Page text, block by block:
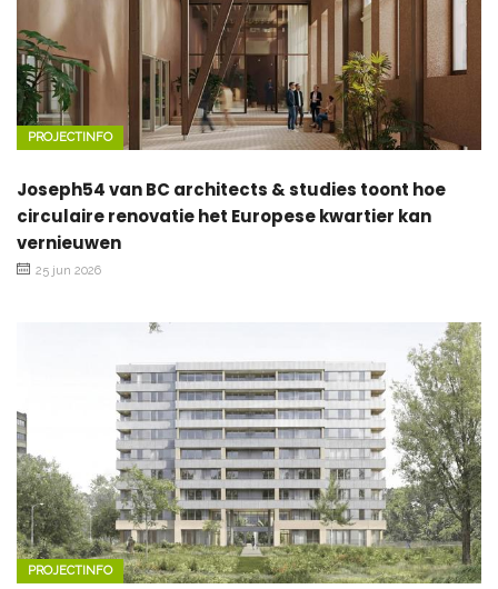
PROJECTINFO
Joseph54 van BC architects & studies toont hoe
circulaire renovatie het Europese kwartier kan
vernieuwen
25 jun 2026
PROJECTINFO